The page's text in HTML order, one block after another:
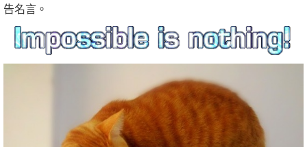
告名言。